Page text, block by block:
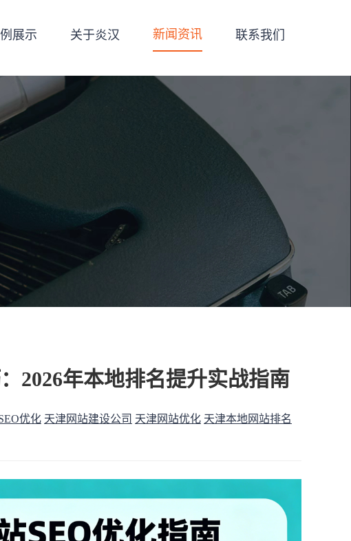
展示 关于炎汉 新闻资讯 联系我们
2026年本地排名提升实战指南
优化 天津网站建设公司 天津网站优化 天津本地网站排名